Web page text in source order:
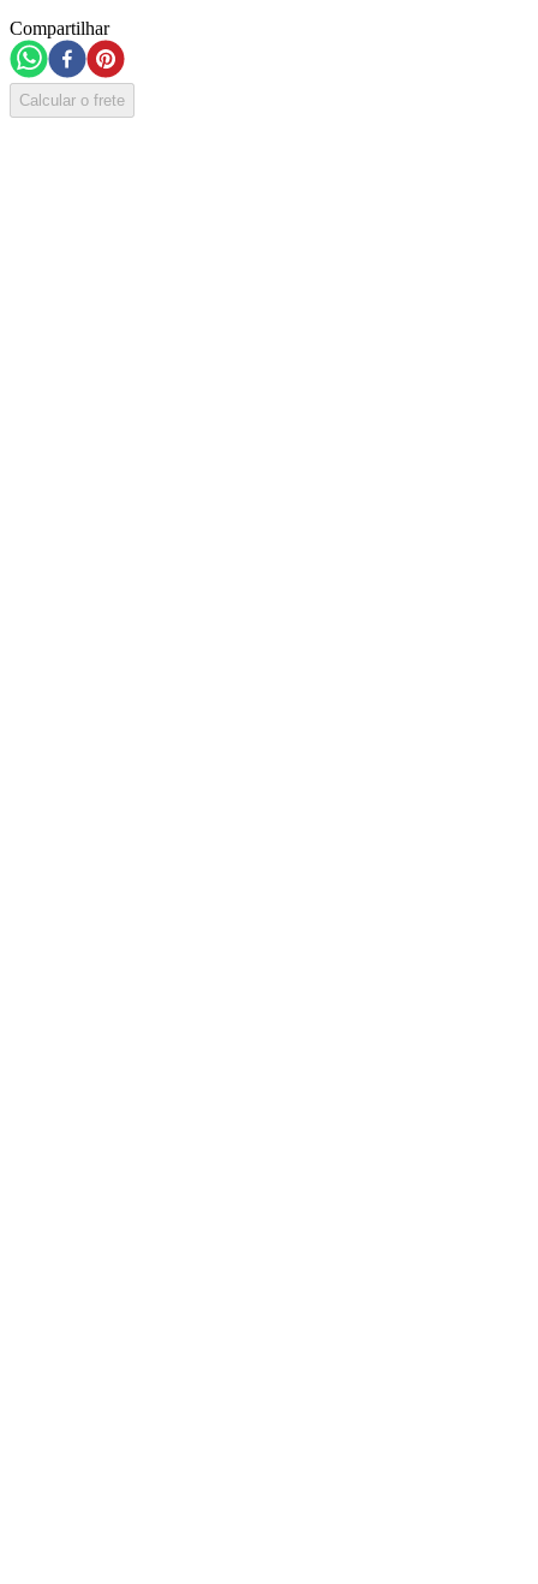
Compartilhar
Calcular o frete